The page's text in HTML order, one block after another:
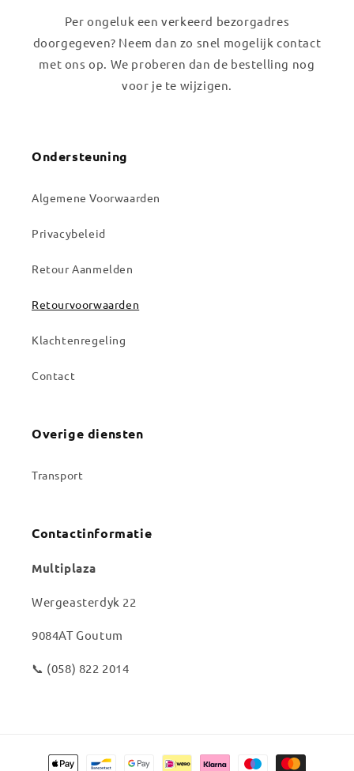
Per ongeluk een verkeerd bezorgadres
doorgegeven? Neem dan zo snel mogelijk contact
met ons op. We proberen dan de bestelling nog
voor je te wijzigen.
Ondersteuning
Algemene Voorwaarden
Privacybeleid
Retour Aanmelden
Retourvoorwaarden
Klachtenregeling
Contact
Overige diensten
Transport
Contactinformatie
Multiplaza
Wergeasterdyk 22
9084AT Goutum
📞 (058) 822 2014
Betaalmethoden